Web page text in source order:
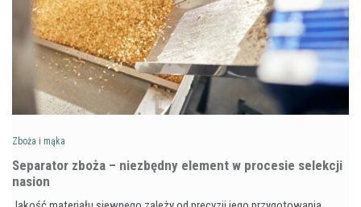
Zboża i mąka
Separator zboża – niezbędny element w procesie selekcji
nasion